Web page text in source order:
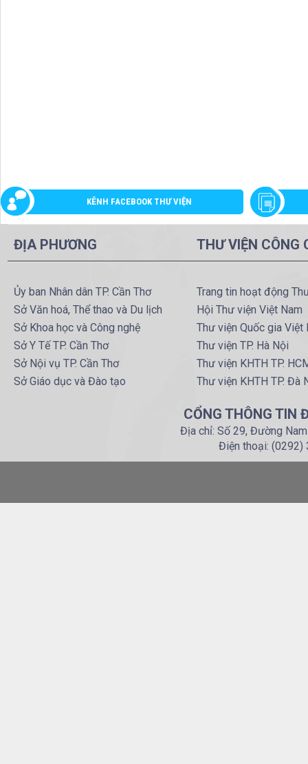
KÊNH FACEBOOK THƯ VIỆN
ĐỊA PHƯƠNG
Ủy ban Nhân dân TP. Cần Thơ
Sở Văn hoá, Thể thao và Du lịch
Sở Khoa học và Công nghệ
Sở Y Tế TP. Cần Thơ
Sở Nội vụ TP. Cần Thơ
Sở Giáo dục và Đào tạo
THƯ VIỆN CÔNG
Trang tin hoạt động
Hội Thư viện Việt Nam
Thư viện Quốc gia Việt
Thư viện TP. Hà Nội
Thư viện KHTH TP.
Thư viện KHTH TP. Đà
CỔNG THÔNG TIN
Địa chỉ: Số 29, Đường
Điện thoại: (0292)